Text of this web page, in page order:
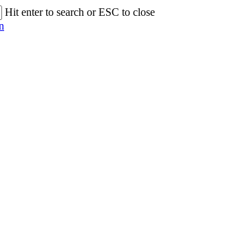
Hit enter to search or ESC to close